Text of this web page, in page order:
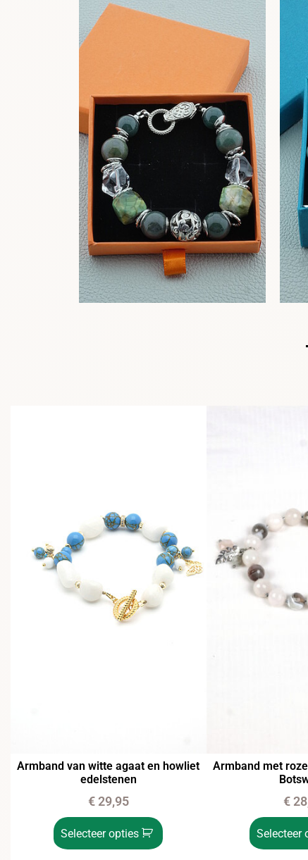
Armband van witte agaat en howliet
edelstenen
€29,95
Selecteer opties
Armband met
€
Selecteer